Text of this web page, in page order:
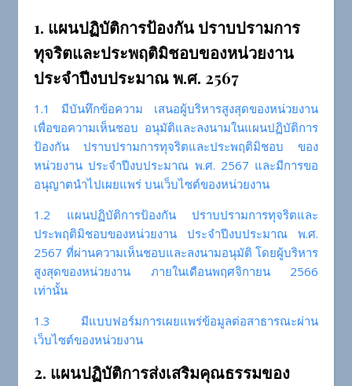
1. แผนปฏิบัติการป้องกัน ปราบปรามการ
ทุจริตและประพฤติมิชอบของหน่วยงาน
ประจำปีงบประมาณ พ.ศ. 2567
1.1 มีบันทึกข้อความ เสนอผู้บริหารสูงสุดของหน่วยงาน
เพื่อขอความเห็นชอบ อนุมัติและลงนามในแผนปฏิบัติการ
ป้องกัน ปราบปรามการทุจริตและประพฤติมิชอบ ของ
หน่วยงาน ประจำปีงบประมาณ พ.ศ. 2567 และมีการขอ
อนุญาตนำไปเผยแพร่ บนเว็บไซต์ของหน่วยงาน
1.2 แผนปฏิบัติการป้องกัน ปราบปรามการทุจริตและ
ประพฤติมิชอบของหน่วยงาน ประจำปีงบประมาณ พ.ศ.
2567 ที่ผ่านความเห็นชอบและลงนามอนุมัติ โดยผู้บริหาร
สูงสุดของหน่วยงาน ภายในเดือนพฤศจิกายน 2566
เท่านั้น
1.3 มีแบบฟอร์มการเผยแพร่ข้อมูลต่อสาธารณะผ่าน
เว็บไซต์ของหน่วยงาน
2. แผนปฏิบัติการส่งเสริมคุณธรรมของ